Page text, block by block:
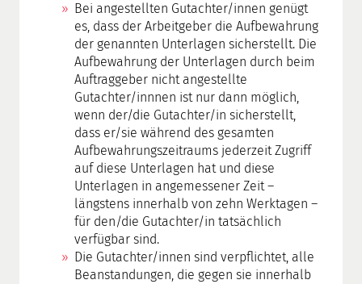
Bei angestellten Gutachter/innen genügt
es, dass der Arbeitgeber die Aufbewahrung
der genannten Unterlagen sicherstellt. Die
Aufbewahrung der Unterlagen durch beim
Auftraggeber nicht angestellte
Gutachter/innnen ist nur dann möglich,
wenn der/die Gutachter/in sicherstellt,
dass er/sie während des gesamten
Aufbewahrungszeitraums jederzeit Zugriff
auf diese Unterlagen hat und diese
Unterlagen in angemessener Zeit –
längstens innerhalb von zehn Werktagen –
für den/die Gutachter/in tatsächlich
verfügbar sind.
Die Gutachter/innen sind verpflichtet, alle
Beanstandungen, die gegen sie innerhalb